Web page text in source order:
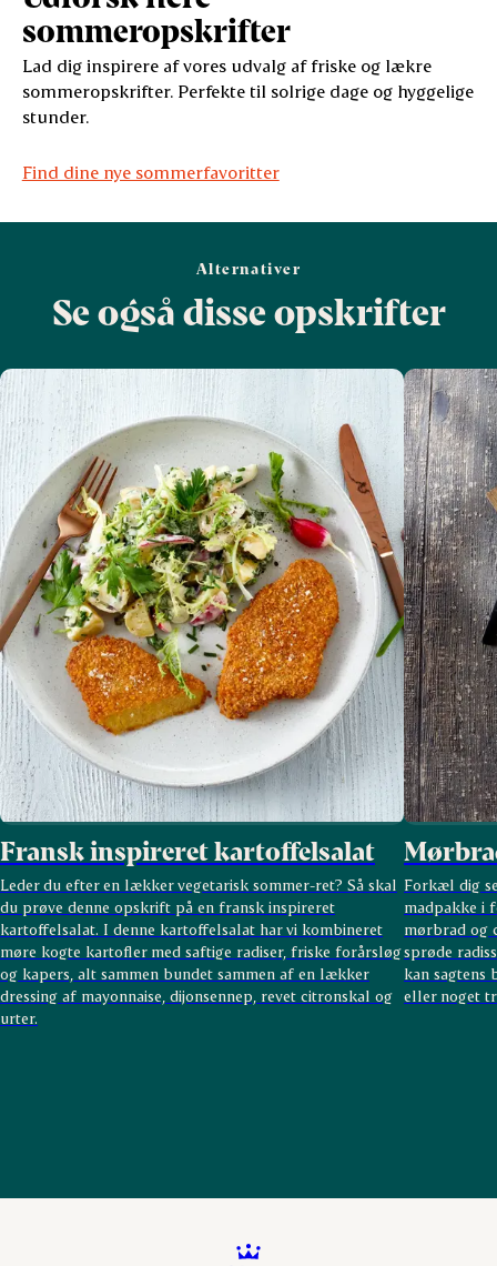
sommeropskrifter
Lad dig inspirere af vores udvalg af friske og lækre
sommeropskrifter. Perfekte til solrige dage og hyggelige
stunder.
Find dine nye sommerfavoritter
Alternativer
Se også disse opskrifter
Fransk inspireret kartoffelsalat
Leder du efter en lækker vegetarisk sommer-ret? Så skal
du prøve denne opskrift på en fransk inspireret
kartoffelsalat. I denne kartoffelsalat har vi kombineret
møre kogte kartofler med saftige radiser, friske forårsløg
og kapers, alt sammen bundet sammen af en lækker
dressing af mayonnaise, dijonsennep, revet citronskal og
urter.
Forkæl dig
madpakke i
mørbrad og
sprøde
kan sagtens
eller noget